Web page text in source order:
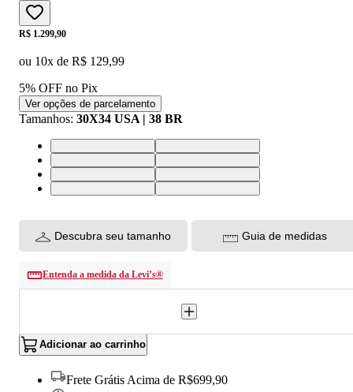
Price:
R$ 1.299,90
ou 10x de R$ 129,99
5% OFF no Pix
Ver opções de parcelamento
Tamanhos: 30X34 USA | 38 BR
28X34 USA | 36 BR30X34 USA | 38 BR
32X34 USA | 40 BR33X34 USA | 42 BR
34X34 USA | 44 BR36X34 USA | 46 BR
38X34 USA | 48 BR32X32 USA | 40 BR
Descubra seu tamanho Guia de medidas
Entenda a medida da Levi’s®
Adicionar ao carrinho
Frete Grátis Acima de R$699,90